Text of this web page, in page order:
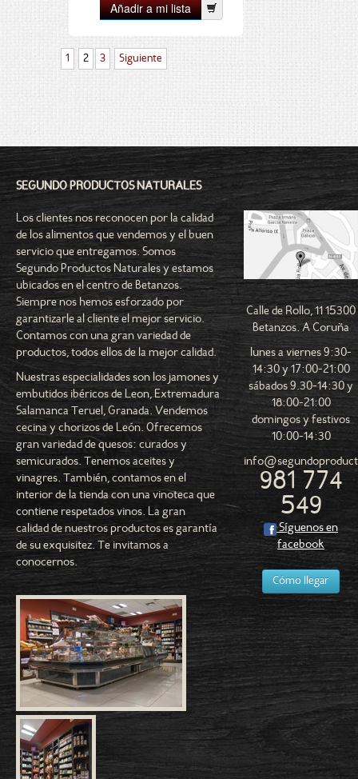
1 2 3 Siguiente
SEGUNDO PRODUCTOS NATURALES
Los clientes nos reconocen por la calidad
de los alimentos que vendemos y el buen
servicio que entregamos. Somos
Segundo Productos Naturales y estamos
ubicados en el centro de Betanzos.
Siempre nos hemos esforzado por
garantizarle al cliente el mejor servicio.
Contamos con una gran variedad de
productos, todos ellos de la mejor calidad.
Nuestras especialidades son los jamones y
embutidos ibéricos de Leon, Extremadura
Salamanca Teruel, Granada. Vendemos
cecina y chorizos de León. Ofrecemos
gran variedad de quesos: curados y
semicurados. Tenemos aceites y
vinagres. También, contamos en el
interior de la tienda con una vinoteca que
contiene respetados vinos. La gran
calidad de nuestros productos es garantía
de su exquisitez. Te invitamos a
conocernos.
Calle de Rollo, 11 15300
Betanzos. A Coruña
lunes a viernes 9:30-
14:30 y 17:00-21:00
sábados 9.30-14:30 y
18:00-21:00
domingos y festivos
10:00-14:30
981 774
549
Síguenos en
facebook
Cómo llegar